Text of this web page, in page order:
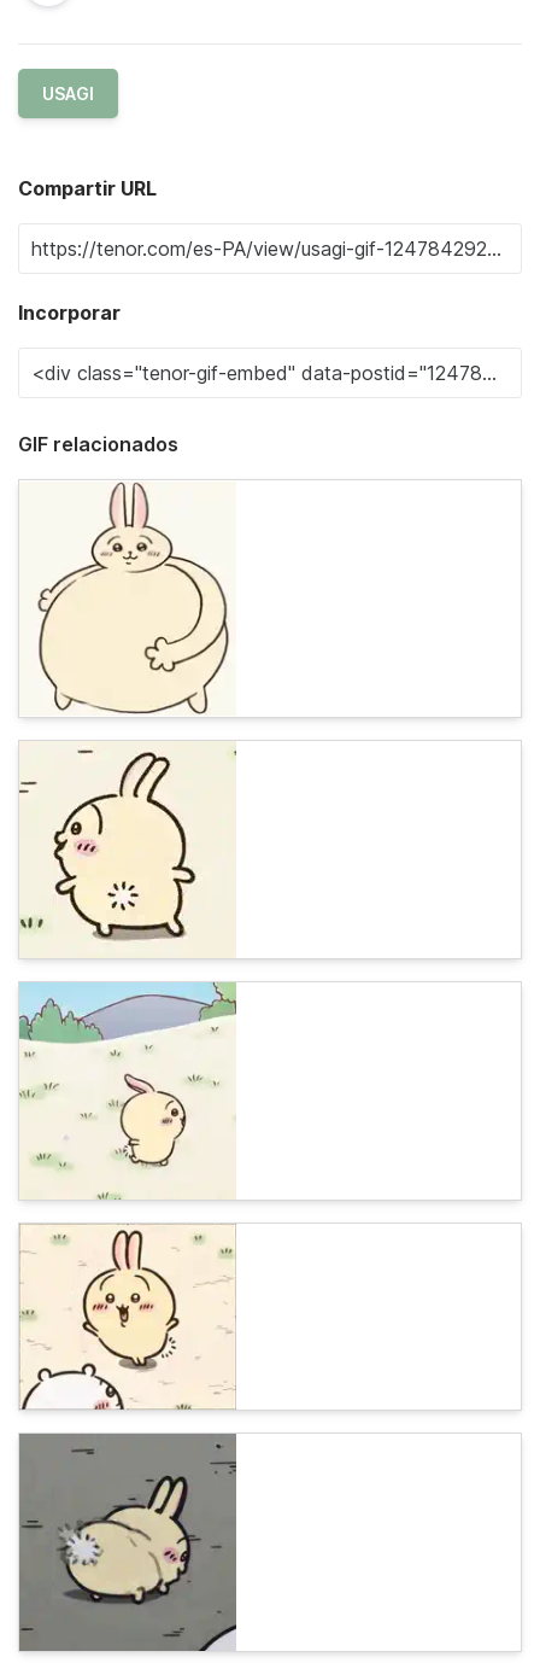
USAGI
Compartir URL
Incorporar
GIF relacionados